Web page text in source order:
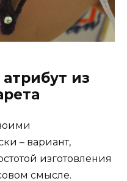
из
– вариант,
изготовления
смысле.